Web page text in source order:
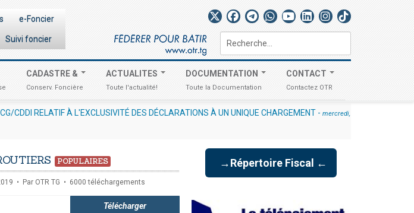
e-Foncier
Suivi foncier Rechercher
CADASTRE &
Conserv. Foncière
ACTUALITES
Toute l'actualité!
DOCUMENTATION
Toute la Documentation
CONTACT
Contactez OTR
CDDI RELATIF À L'EXCLUSIVITÉ DES DÉCLARATIONS À UN UNIQUE CHARGEMENT - mercredi,
POPULAIRES
Par OTR TG 6000 téléchargements
Télécharger
→Répertoire Fiscal ←